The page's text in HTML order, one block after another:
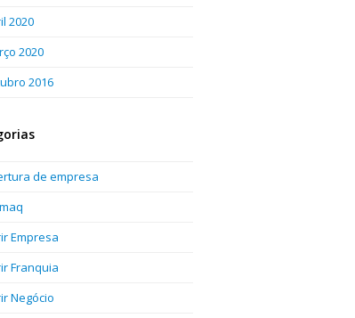
2020
2020
2016
de empresa
Empresa
Franquia
Negócio